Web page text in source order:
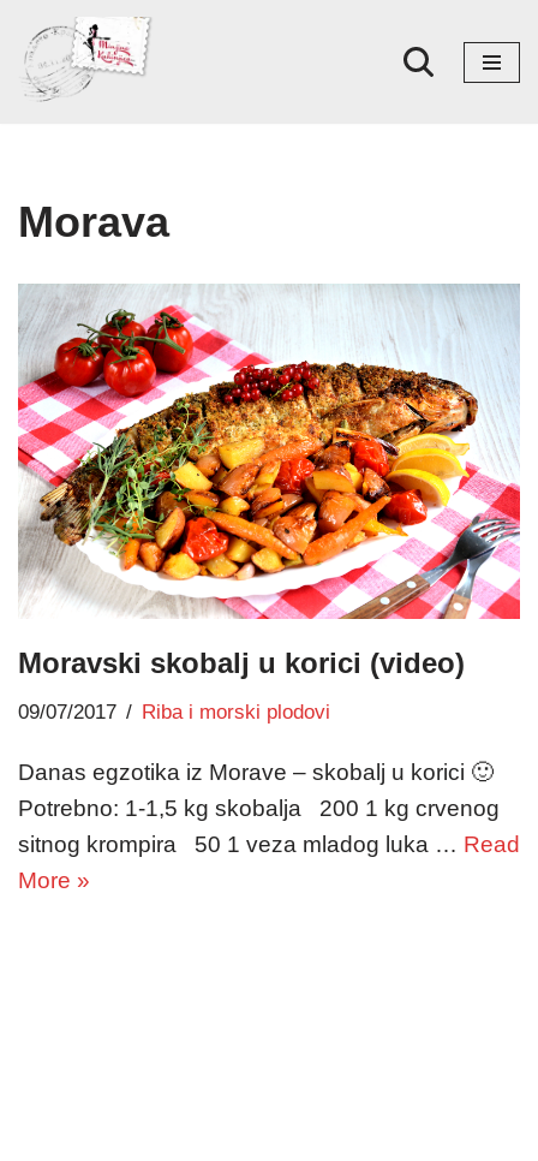
Skoči
na
Morava
Moravski skobalj u korici (video)
09/07/2017 Riba i morski plodovi
Danas egzotika iz Morave – skobalj u korici 🙂
Potrebno: 1-1,5 kg skobalja 200 1 kg crvenog
sitnog krompira 50 1 veza mladog luka … Read
More »